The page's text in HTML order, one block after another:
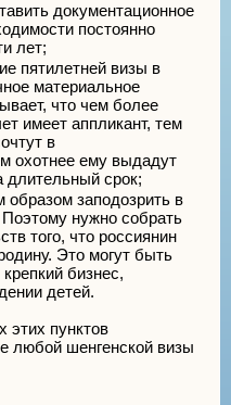
документационное
постоянно
лет;
пятилетней визы в
материальное
что чем более
имеет аппликант, тем
в
охотнее ему выдадут
длительный срок;
заподозрить в
нужно собрать
того, что россиянин
Это могут быть
бизнес,
детей.
этих пунктов
любой шенгенской визы